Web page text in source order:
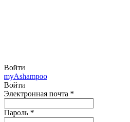
Войти
myAshampoo
Войти
Электронная почта *
Пароль *